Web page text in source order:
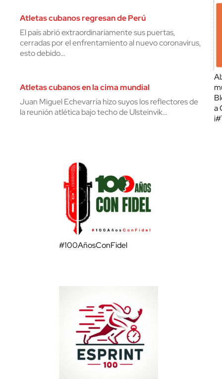
Atletas cubanos regresan de Perú
El país abrió extraordinariamente sus puertas,
cerradas por el enfrentamiento al nuevo coronavirus,
esto debido…
Atletas cubanos en la cima mundial
Juan Miguel Echevarría hizo suyos los reflectores de
la reunión atlética bajo techo de Ulsteinvik…
a
#100AñosConFidel